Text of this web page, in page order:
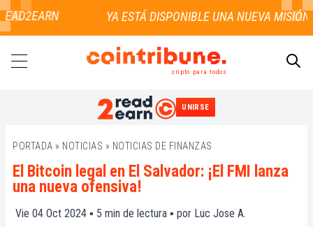
cripto para todos
UNIRSE
PORTADA » NOTICIAS » NOTICIAS DE FINANZAS
El Bitcoin legal en El Salvador: ¡El FMI lanza
una nueva ofensiva!
Vie 04 Oct 2024 ▪ 5 min de lectura ▪ por Luc Jose A.